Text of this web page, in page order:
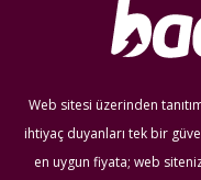
Web sitesi üzerinden
ihtiyaç duyanları tek bir
en uygun fiyata; web